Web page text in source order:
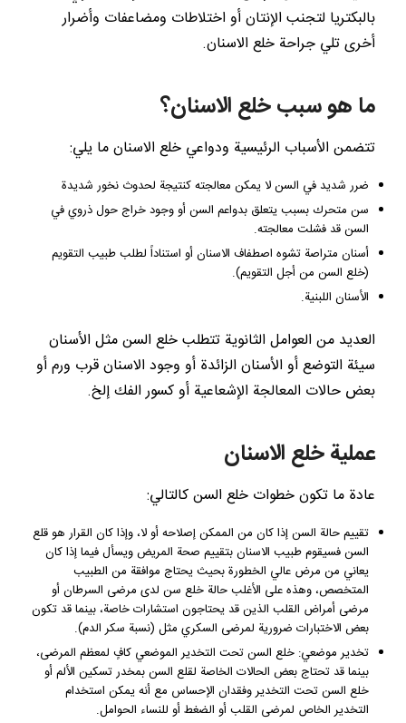
بالبكتريا لتجنب الإنتان أو اختلاطات ومضاعفات وأضرار
أخرى تلي جراحة خلع الاسنان.
ما هو سبب خلع الاسنان؟
تتضمن الأسباب الرئيسية ودواعي خلع الاسنان ما يلي:
ضرر شديد في السن لا يمكن معالجته كنتيجة لحدوث نخور شديدة
سن متحرك بسبب يتعلق بدواعم السن أو وجود خراج حول ذروي في
السن قد فشلت معالجته.
أسنان متراصة تشوه اصطفاف الاسنان أو استناداً لطلب طبيب التقويم
(خلع السن من أجل التقويم).
الأسنان اللبنية.
العديد من العوامل الثانوية تتطلب خلع السن مثل الأسنان
سيئة التوضع أو الأسنان الزائدة أو وجود الاسنان قرب ورم أو
بعض حالات المعالجة الإشعاعية أو كسور الفك إلخ.
عملية خلع الاسنان
عادة ما تكون خطوات خلع السن كالتالي:
تقييم حالة السن إذا كان من الممكن إصلاحه أو لا، وإذا كان القرار هو قلع
السن فسيقوم طبيب الاسنان بتقييم صحة المريض ويسأل فيما إذا كان
يعاني من مرض عالي الخطورة بحيث يحتاج موافقة من الطبيب
المتخصص، وهذه على الأغلب حالة خلع سن لدى مرضى السرطان أو
مرضى أمراض القلب الذين قد يحتاجون استشارات خاصة، بينما قد تكون
بعض الاختبارات ضرورية لمرضى السكري مثل (نسبة سكر الدم).
تخدير موضعي: خلع السن تحت التخدير الموضعي كافٍ لمعظم المرضى،
بينما قد تحتاج بعض الحالات الخاصة لقلع السن بمخدر تسكين الألم أو
خلع السن تحت التخدير وفقدان الإحساس مع أنه يمكن استخدام
التخدير الخاص لمرضى القلب أو الضغط أو للنساء الحوامل.